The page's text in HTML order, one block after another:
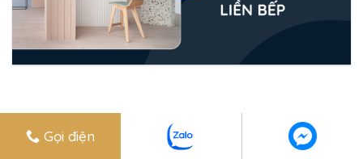
Gọi điện